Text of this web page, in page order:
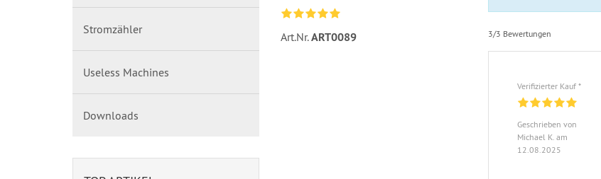
Art.Nr.ART0089 3/3 Bewertungen
Verifizierter Kauf *
Geschrieben von
Michael K. am
12.08.2025
Stromzähler
Useless Machines
Downloads